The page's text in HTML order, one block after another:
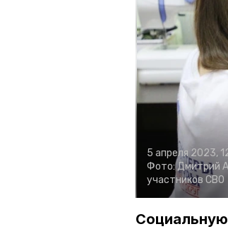
5 апреля 2023,
Фото:Дмитрий
участников СВО
Социальную